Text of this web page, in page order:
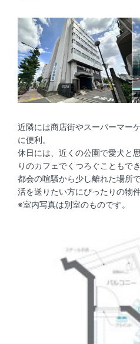
近隣には商店街やスーパーマー
に便利。
休日には、近くの公園で愛犬と
りのカフェでくつろぐこともでき
都会の喧騒から少し離れた場所
活を送りたい方にぴったりの物件
※室内写真は別室のものです。